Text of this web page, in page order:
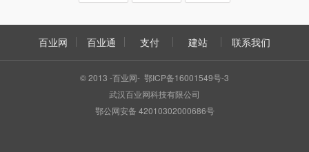
百业网 百业通 支付 建站 联系我们
© 2013 -百业网- 鄂ICP备16001549号-3
武汉百业网科技有限公司
鄂公网安备 42010302000686号